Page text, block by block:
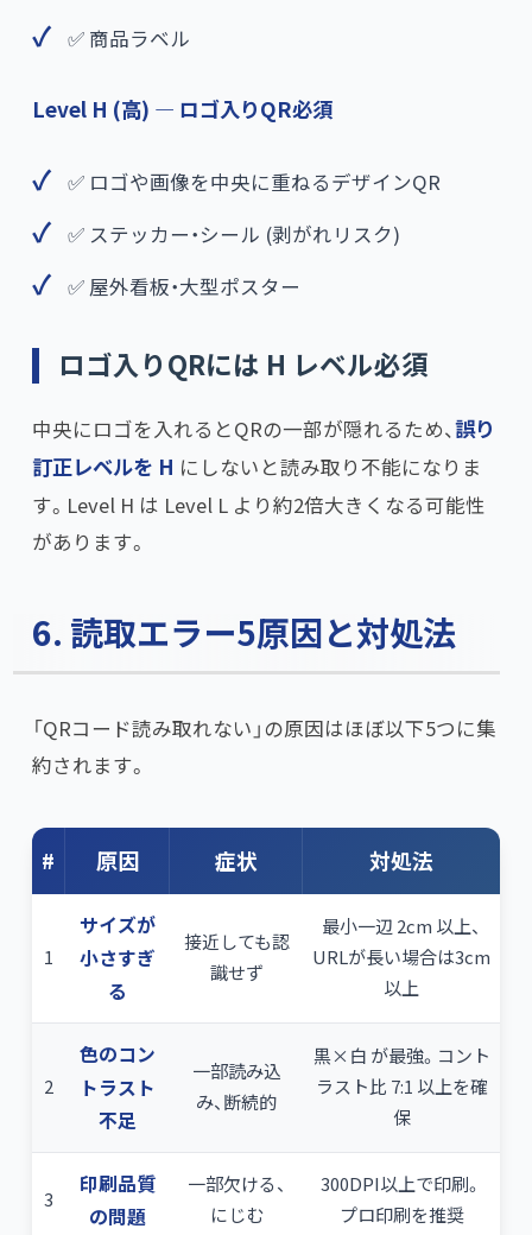
✅ 商品ラベル
Level H (高) — ロゴ入りQR必須
✅ ロゴや画像を中央に重ねるデザインQR
✅ ステッカー・シール (剥がれリスク)
✅ 屋外看板・大型ポスター
ロゴ入りQRには H レベル必須
中央にロゴを入れるとQRの一部が隠れるため、​ 誤り
訂正レベルを H にしないと読み取り不能になりま
す。Level H は Level L より約2倍大きくなる可能性
があります。
6. 読取エラー5原因と対処法
「QRコード読み取れない」の原因はほぼ以下5つに集
約されます。
# 原因 症状 対処法
1
サイズが
小さすぎ
る
接近しても認
識せず
最小一辺 2cm 以上、
URLが長い場合は3cm
以上
2
色のコン
トラスト
不足
一部読み込
み、断続的
黒×白 が最強。コント
ラスト比 7:1 以上を確
保
3
印刷品質
の問題
一部欠ける、
にじむ
300DPI以上で印刷。
プロ印刷を推奨